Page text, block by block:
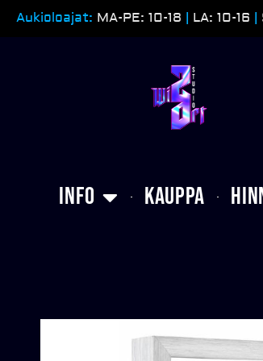
Siirry
Aukioloajat: MA-PE: 10-18 LA: 10-16
Info Kauppa